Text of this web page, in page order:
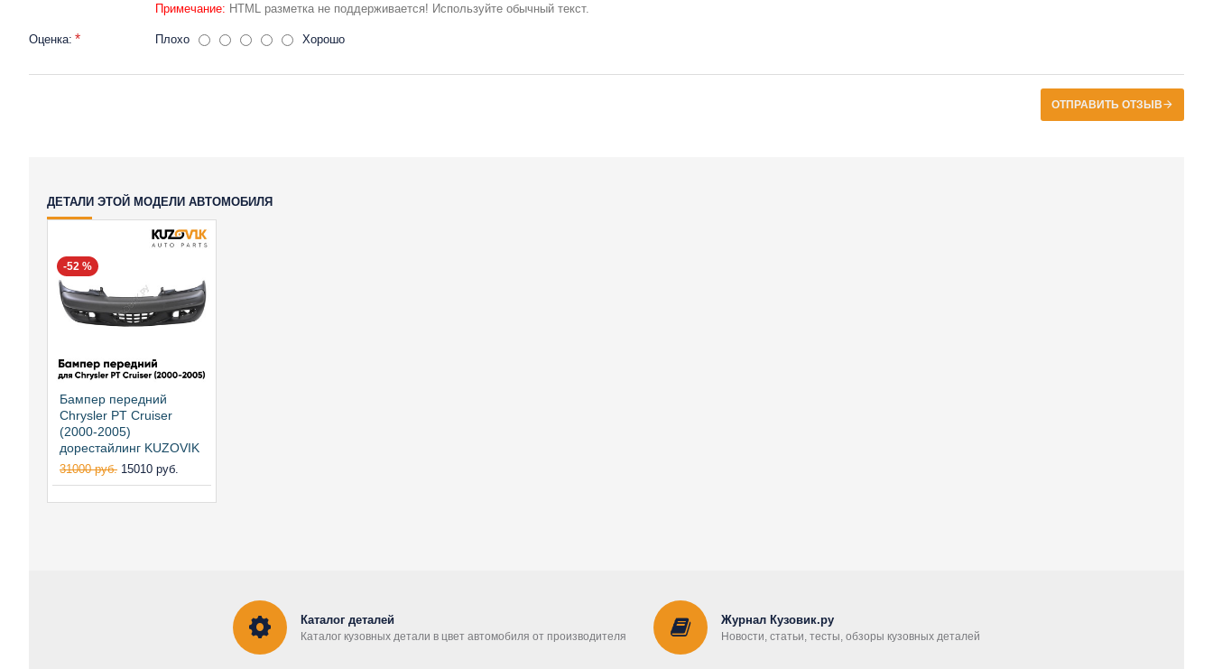
Примечание: HTML разметка не поддерживается! Используйте обычный текст.
Оценка: Плохо Хорошо
ОТПРАВИТЬ ОТЗЫВ
ДЕТАЛИ ЭТОЙ МОДЕЛИ АВТОМОБИЛЯ
-52 %
Бампер передний
Chrysler PT Cruiser
(2000-2005)
дорестайлинг KUZOVIK
31000 руб. 15010 руб.
Каталог деталей
Каталог кузовных детали в цвет автомобиля от производителя
Журнал Кузовик.ру
Новости, статьи, тесты, обзоры кузовных деталей